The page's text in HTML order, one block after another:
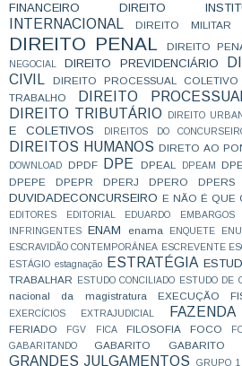
FINANCEIRO
DIREITO
INTERNACIONAL
DIREITO MILITAR
DIREITO PENAL DIREITO
NEGOCIAL
DIREITO PREVIDENCIÁRIO
CIVIL
DIREITO PROCESSUAL COLETIVO
TRABALHO
DIREITO
DIREITO TRIBUTÁRIO DIREITO
E COLETIVOS
DIREITOS DO
DIREITOS HUMANOS DIRETO AO
DOWNLOAD DPDF DPE DPEAL DPEAM
DPEPE
DPEPR DPERJ DPERO DPERS
DUVIDADECONCURSEIRO E NÃO É QUE
EDITORES EDITORIAL EDUARDO
INFRINGENTES
ENAM enama ENQUETE
ESCRAVIDÃO CONTEMPORÂNEA ESCREVENTE
ESTÁGIO estagnação ESTRATÉGIA
TRABALHAR
ESTUDO CONCILIADO ESTUDO DE
nacional da magistratura
EXECUÇÃO
EXERCÍCIOS EXTRAJUDICIAL
FERIADO FGV FICA FILOSOFIA FOCO
GABARITANDO
GABARITO GABARITO
GRANDES JULGAMENTOS GRUPO 1